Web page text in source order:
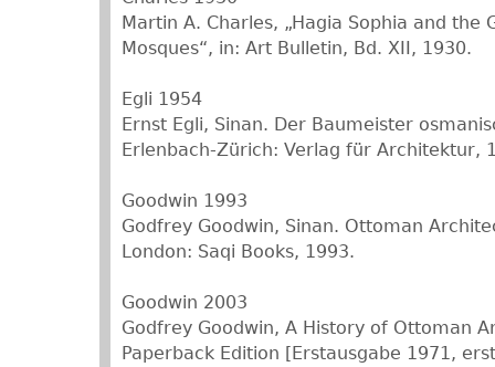
Martin A. Charles, „Hagia Sophia and the
Mosques“, in: Art Bulletin, Bd. XII, 1930.
Egli 1954
Ernst Egli, Sinan. Der Baumeister
Erlenbach-Zürich: Verlag für Architektur,
Goodwin 1993
Godfrey Goodwin, Sinan. Ottoman
London: Saqi Books, 1993.
Goodwin 2003
Godfrey Goodwin, A History of Ottoman
Paperback Edition [Erstausgabe 1971,